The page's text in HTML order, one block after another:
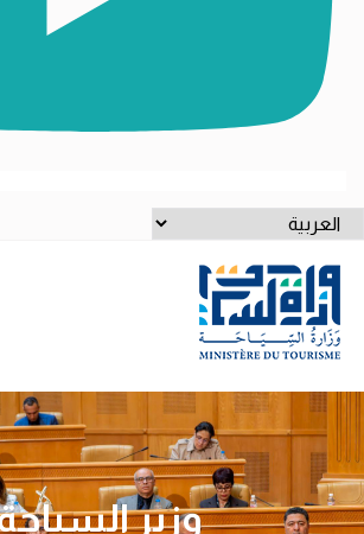
وزير السياحة